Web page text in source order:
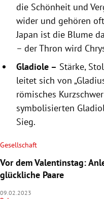
die Schönheit und
wider und gehören
Japan ist die Blume
– der Thron wird
Gladiole – Stärke,
leitet sich von
römisches
symbolisierten
Sieg.
Gesellschaft
Vor dem Valentinstag:
glückliche Paare
09.02.2023